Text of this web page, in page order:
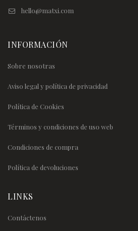
hello@matxi.com
INFORMACIÓN
Sobre nosotras
Aviso legal y política de privacidad
Política de Cookies
Términos y condiciones de uso web
Condiciones de compra
Política de devoluciones
LINKS
Contáctenos